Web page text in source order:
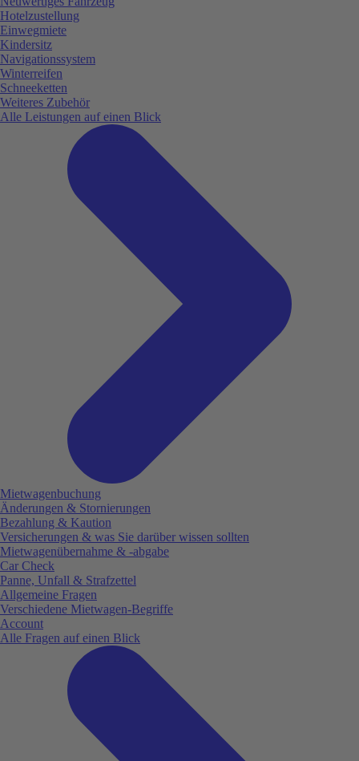
Hotelzustellung
Einwegmiete
Kindersitz
Navigationssystem
Winterreifen
Schneeketten
Weiteres Zubehör
Alle Leistungen auf einen Blick
Mietwagenbuchung
Änderungen & Stornierungen
Bezahlung & Kaution
Versicherungen & was Sie darüber wissen sollten
Mietwagenübernahme & -abgabe
Car Check
Panne, Unfall & Strafzettel
Allgemeine Fragen
Verschiedene Mietwagen-Begriffe
Account
Alle Fragen auf einen Blick